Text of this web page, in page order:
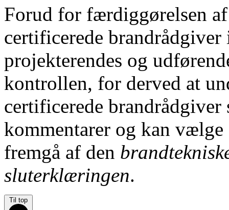
Forud for færdiggørelsen
certificerede brandrådgiver
projekterendes og
kontrollen, for derved at
certificerede
kommentarer og kan
fremgå af den
sluterklæringen.
Til top